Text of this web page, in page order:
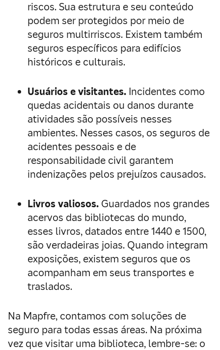
riscos. Sua estrutura e seu conteúdo
podem ser protegidos por meio de
seguros multirriscos. Existem também
seguros específicos para edifícios
históricos e culturais.
Usuários e visitantes. Incidentes como
quedas acidentais ou danos durante
atividades são possíveis nesses
ambientes. Nesses casos, os seguros de
acidentes pessoais e de
responsabilidade civil garantem
indenizações pelos prejuízos causados.
Livros valiosos. Guardados nos grandes
acervos das bibliotecas do mundo,
esses livros, datados entre 1440 e 1500,
são verdadeiras joias. Quando integram
exposições, existem seguros que os
acompanham em seus transportes e
traslados.
Na Mapfre, contamos com soluções de
seguro para todas essas áreas. Na próxima
vez que visitar uma biblioteca, lembre-se: o